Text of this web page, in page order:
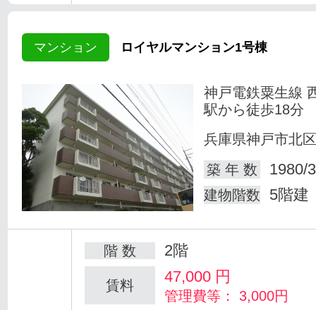
マンション ロイヤルマンション1号棟
神戸電鉄粟生線
駅から徒歩18分
兵庫県神戸市北
築 年 数
1980/
建物階数 5階建
階 数 2階
賃料 47,000 円
管理費等： 3,000円